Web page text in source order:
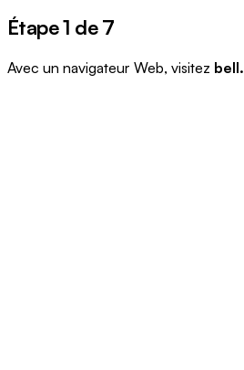
Étape 1 de 7
Avec un navigateur Web, visitez